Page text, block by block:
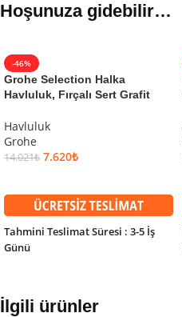
Hoşunuza gidebilir…
-46%
Grohe Selection Halka
Havluluk, Fırçalı Sert Grafit
Havluluk
Grohe
14.021₺ 7.620₺
Tahmini Teslimat Süresi : 3-5 İş
Günü
İlgili ürünler